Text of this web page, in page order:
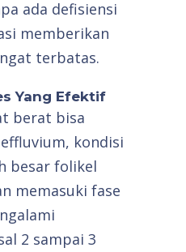
ada defisiensi
memberikan
terbatas.
Yang Efektif
berat bisa
kondisi
besar folikel
memasuki fase
2 sampai 3